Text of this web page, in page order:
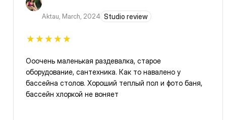
Aktau, March, 2024 Studio review
Ооочень маленькая раздевалка, старое
оборудование, сантехника. Как то навалено у
бассейна столов. Хороший теплый пол и фото баня,
бассейн хлоркой не воняет